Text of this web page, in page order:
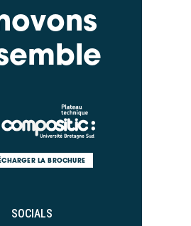
LA BROCHURE
SOCIALS